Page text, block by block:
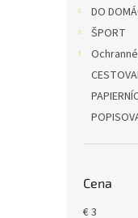
DO
ŠPORT
Cena
€3